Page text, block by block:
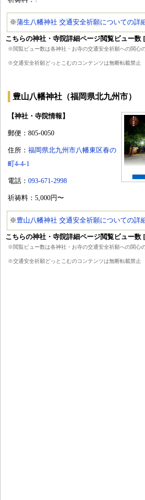
※蒲生八幡神社 交通安全祈願についての詳
こちらの神社・寺院詳細ページ閲覧ビュー数
※閲覧ビュー数は各神社・お寺の交通安全祈願への関心
※交通安全祈願どっとこむのコンテンツは無断転載禁止
豊山八幡神社（福岡県北九州市）
【神社・寺院情報】
郵便：805-0050
住所： 福岡県北九州市八幡東区春の
町4-4-1
電話： 093-671-2998
祈祷料：5,000円〜
※ 豊山八幡神社 交通安全祈願についての詳
こちらの神社・寺院詳細ページ閲覧ビュー数
※閲覧ビュー数は各神社・お寺の交通安全祈願への関心
※交通安全祈願どっとこむのコンテンツは無断転載禁止